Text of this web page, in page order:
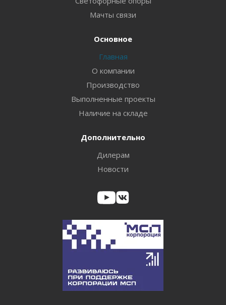
Мачты связи
Основное
Главная
О компании
Производство
Выполненные проекты
Наличие на складе
Дополнительно
Дилерам
Новости